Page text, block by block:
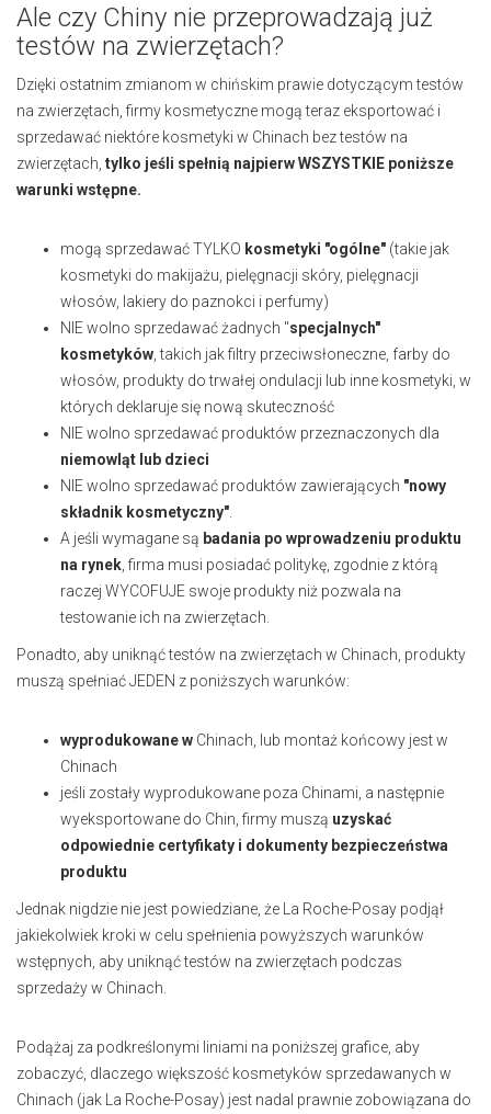
Ale czy Chiny nie przeprowadzają już
testów na zwierzętach?
Dzięki ostatnim zmianom w chińskim prawie dotyczącym testów
na zwierzętach, firmy kosmetyczne mogą teraz eksportować i
sprzedawać niektóre kosmetyki w Chinach bez testów na
zwierzętach, tylko jeśli spełnią najpierw WSZYSTKIE poniższe
warunki wstępne.
mogą sprzedawać TYLKO kosmetyki "ogólne" (takie jak
kosmetyki do makijażu, pielęgnacji skóry, pielęgnacji
włosów, lakiery do paznokci i perfumy)
NIE wolno sprzedawać żadnych "specjalnych"
kosmetyków , takich jak filtry przeciwsłoneczne, farby do
włosów, produkty do trwałej ondulacji lub inne kosmetyki, w
których deklaruje się nową skuteczność
NIE wolno sprzedawać produktów przeznaczonych dla
niemowląt lub dzieci
NIE wolno sprzedawać produktów zawierających "nowy
składnik kosmetyczny"
A jeśli wymagane są badania po wprowadzeniu produktu
na rynek , firma musi posiadać politykę, zgodnie z którą
raczej WYCOFUJE swoje produkty niż pozwala na
testowanie ich na zwierzętach.
Ponadto, aby uniknąć testów na zwierzętach w Chinach, produkty
muszą spełniać JEDEN z poniższych warunków:
wyprodukowane w Chinach, lub montaż końcowy jest w
Chinach
jeśli zostały wyprodukowane poza Chinami, a następnie
wyeksportowane do Chin, firmy muszą uzyskać
odpowiednie certyfikaty i dokumenty bezpieczeństwa
produktu
Jednak nigdzie nie jest powiedziane, że La Roche-Posay podjął
jakiekolwiek kroki w celu spełnienia powyższych warunków
wstępnych, aby uniknąć testów na zwierzętach podczas
sprzedaży w Chinach.
Podążaj za podkreślonymi liniami na poniższej grafice, aby
zobaczyć, dlaczego większość kosmetyków sprzedawanych w
Chinach (jak La Roche-Posay) jest nadal prawnie zobowiązana do